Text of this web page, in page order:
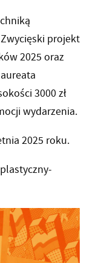
projekt
2025 oraz
3000 zł
wydarzenia.
2025 roku.